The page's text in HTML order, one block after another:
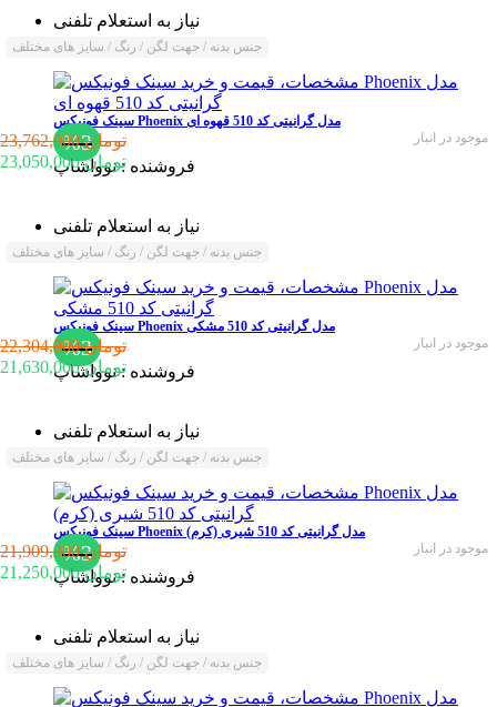
نیاز به استعلام تلفنی
جنس بدنه / جهت لگن / رنگ / سایز های مختلف
سینک فونیکس Phoenix مدل گرانیتی کد 510 قهوه ای
موجود در انبار
%323,762,900 تومان
23,050,000 تومانفروشنده :نوواشاپ
نیاز به استعلام تلفنی
جنس بدنه / جهت لگن / رنگ / سایز های مختلف
سینک فونیکس Phoenix مدل گرانیتی کد 510 مشکی
موجود در انبار
%322,304,000 تومان
21,630,000 تومانفروشنده :نوواشاپ
نیاز به استعلام تلفنی
جنس بدنه / جهت لگن / رنگ / سایز های مختلف
سینک فونیکس Phoenix مدل گرانیتی کد 510 شیری (کرم)
موجود در انبار
%321,909,300 تومان
21,250,000 تومانفروشنده :نوواشاپ
نیاز به استعلام تلفنی
جنس بدنه / جهت لگن / رنگ / سایز های مختلف